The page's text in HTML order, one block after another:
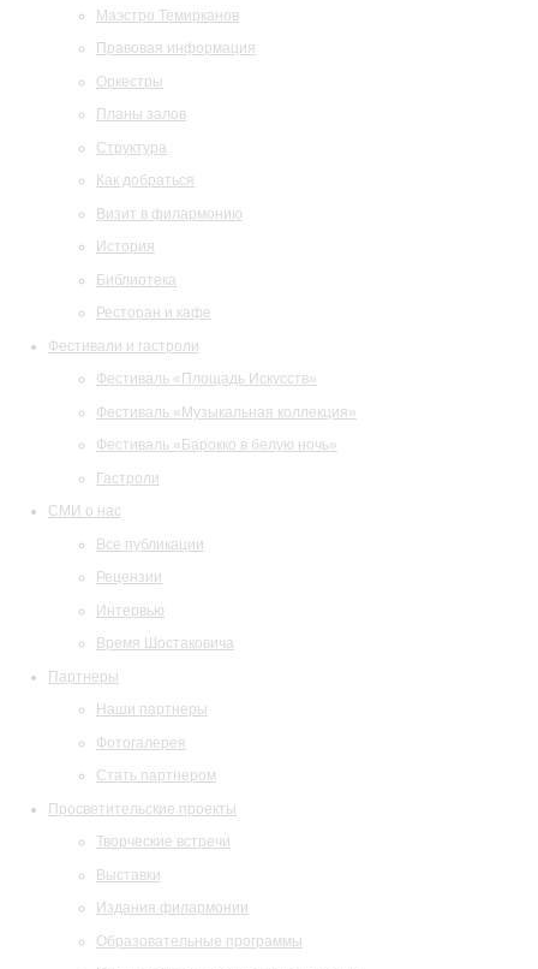
Маэстро Темирканов
Правовая информация
Оркестры
Планы залов
Структура
Как добраться
Визит в филармонию
История
Библиотека
Ресторан и кафе
Фестивали и гастроли
Фестиваль «Площадь Искусств»
Фестиваль «Музыкальная коллекция»
Фестиваль «Барокко в белую ночь»
Гастроли
СМИ о нас
Все публикации
Рецензии
Интервью
Время Шостаковича
Партнеры
Наши партнеры
Фотогалерея
Стать партнером
Просветительские проекты
Творческие встречи
Выставки
Издания филармонии
Образовательные программы